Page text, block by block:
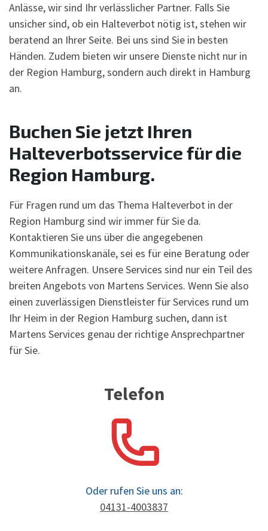
Anlässe, wir sind Ihr verlässlicher Partner. Falls Sie
unsicher sind, ob ein Halteverbot nötig ist, stehen wir
beratend an Ihrer Seite. Bei uns sind Sie in besten
Händen. Zudem bieten wir unsere Dienste nicht nur in
der Region Hamburg, sondern auch direkt in Hamburg
an.
Buchen Sie jetzt Ihren
Halteverbotsservice für die
Region Hamburg.
Für Fragen rund um das Thema Halteverbot in der
Region Hamburg sind wir immer für Sie da.
Kontaktieren Sie uns über die angegebenen
Kommunikationskanäle, sei es für eine Beratung oder
weitere Anfragen. Unsere Services sind nur ein Teil des
breiten Angebots von Martens Services. Wenn Sie also
einen zuverlässigen Dienstleister für Services rund um
Ihr Heim in der Region Hamburg suchen, dann ist
Martens Services genau der richtige Ansprechpartner
für Sie.
Telefon
Oder rufen Sie uns an:
04131-4003837